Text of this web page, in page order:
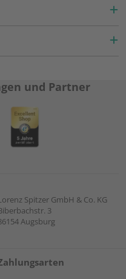
und Partner
Spitzer GmbH & Co. KG
3
Augsburg